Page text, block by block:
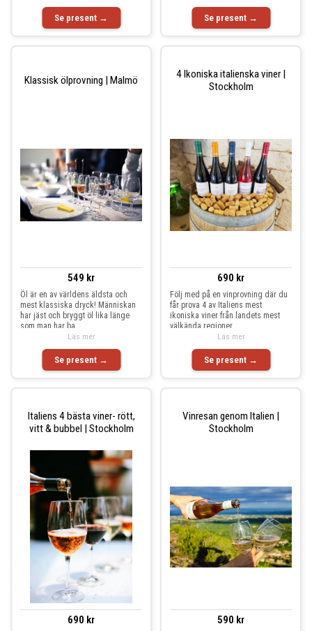
Se present → Se present →
Klassisk ölprovning | Malmö
549 kr
Öl är en av världens äldsta och
mest klassiska dryck! Människan
har jäst och bryggt öl lika länge
som man har ba
Se present →
Läs mer
4 Ikoniska italienska viner |
Stockholm
690 kr
Följ med på en vinprovning där du
får prova 4 av Italiens mest
ikoniska viner från landets mest
välkända regioner
Se present →
Läs mer
Italiens 4 bästa viner- rött,
vitt & bubbel | Stockholm
690 kr
Vinresan genom Italien |
Stockholm
590 kr